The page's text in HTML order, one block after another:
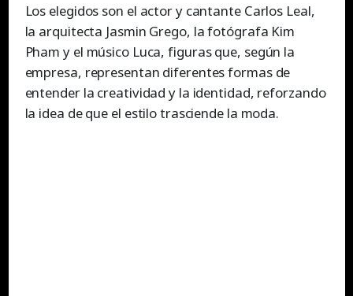
Los elegidos son el actor y cantante Carlos Leal,
la arquitecta Jasmin Grego, la fotógrafa Kim
Pham y el músico Luca, figuras que, según la
empresa, representan diferentes formas de
entender la creatividad y la identidad, reforzando
la idea de que el estilo trasciende la moda.